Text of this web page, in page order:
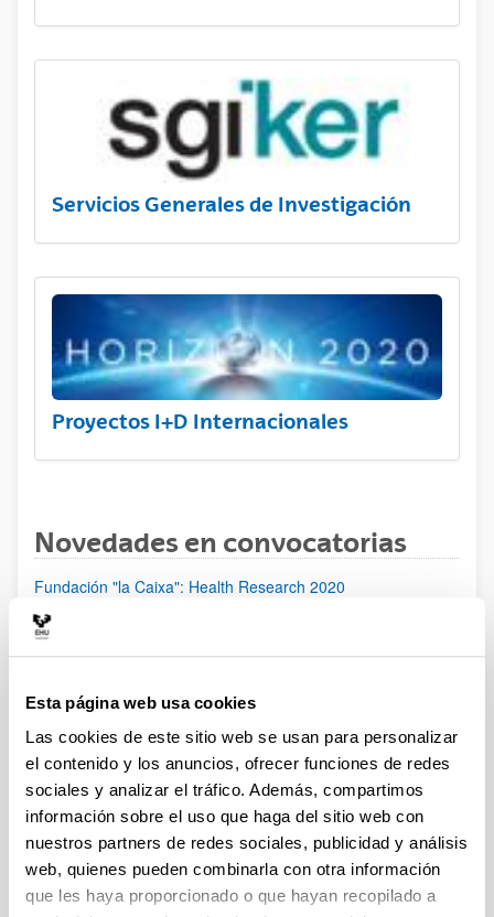
Esta página web usa cookies
Las cookies de este sitio web se usan para personalizar
el contenido y los anuncios, ofrecer funciones de redes
sociales y analizar el tráfico. Además, compartimos
información sobre el uso que haga del sitio web con
nuestros partners de redes sociales, publicidad y análisis
web, quienes pueden combinarla con otra información
que les haya proporcionado o que hayan recopilado a
Servicios Generales de Investigación
Proyectos I+D Internacionales
Novedades en convocatorias
Fundación "la Caixa": Health Research 2020
Programa ELKARTEK 2020: Fase I. Ayudas a la
investigación colaborativa en áreas estratégicas
Plazo de presentación cerrado: 21/01/2020 - 13/02/2020 15:00
Plazo de presentación de solicitudes: del 21 de enero al 13 de
febrero de 2020 (15:00), ambos inclusive.
[IKERMUGIKORTASUNA] Programa de movilidad del
personal investigador doctor del Gobierno Vasco 2020
Ayudas para la realización de proyectos de investigación
básica y/o aplicada (PIBA) y ayudas a la investigación e
innovación tecnológica (PUE) 2020